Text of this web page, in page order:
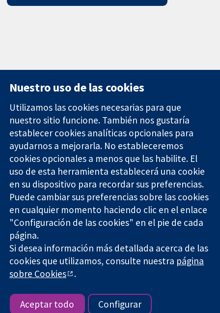
Evidencia fiable.
Decisiones
informadas.
Mejor salud.
11-13 Cavendish
Square
Londres
W1G 0AN
Reino Unido
Contacto
Noticias
Prensa
Sobre
nosotros
Empleo
Cochrane
Library
The Cochrane Collaboration is a charity (no. 1045921) and a
company limited by guarantee (no. 03044323) registered in
England & Wales. VAT registration number GB 718 2127 49.
Copyright © 2026 The Cochrane Collaboration
Términos y condiciones del sitio web|Responsabilidades
Privacidad|Política de cookies|Configuración de cookies
Nuestro uso de las cookies
Utilizamos las cookies necesarias para que
nuestro sitio funcione. También nos gustaría
establecer cookies analíticas opcionales para
ayudarnos a mejorarla. No estableceremos
cookies opcionales a menos que las habilite. El
uso de esta herramienta establecerá una cookie
en su dispositivo para recordar sus preferencias.
Puede cambiar sus preferencias sobre las cookies
en cualquier momento haciendo clic en el enlace
"Configuración de las cookies" en el pie de cada
página.
Si desea información más detallada acerca de las
cookies que utilizamos, consulte nuestra página
sobre Cookies
.
Aceptar todo Configurar